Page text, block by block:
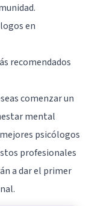
en
recomendados
comenzar un
mental
psicólogos
profesionales
a dar el primer